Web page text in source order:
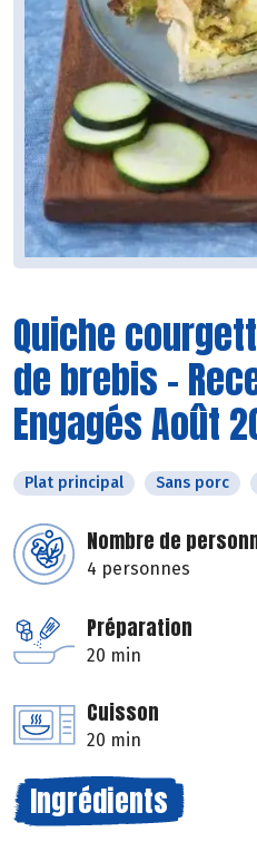
Quiche
de brebis -
Engagés Août
Plat principal Sans porc
Nombre de
4 personnes
Préparation
20 min
Cuisson
20 min
Ingrédients